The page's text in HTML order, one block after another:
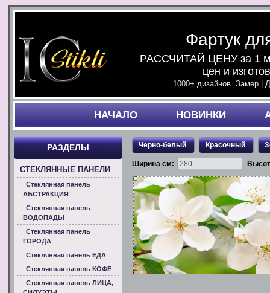
Фартук
РАССЧИТАЙ ЦЕНУ за 1
цен и
1000+ дизайнов. Замер |
НАЧАЛO НОВИНКИ
Черно-белый Красочный
Ширина см:
РАЗДЕЛЫ
СТЕКЛЯННЫЕ ПАНЕЛИ
Стеклянная панель
АБСТРАКЦИЯ
Стеклянная панель
ВОДОПАДЫ
Стеклянная панель
ГОРОДА
Стеклянная панель ЕДА
Стеклянная панель КОФЕ
Стеклянная панель ЛИЦА,